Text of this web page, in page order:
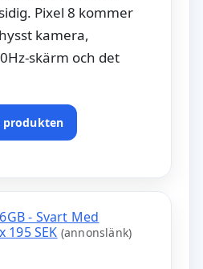
Pixel 8 kommer
kamera,
skärm och det
produkten
- Svart Med
195 SEK (annonslänk)